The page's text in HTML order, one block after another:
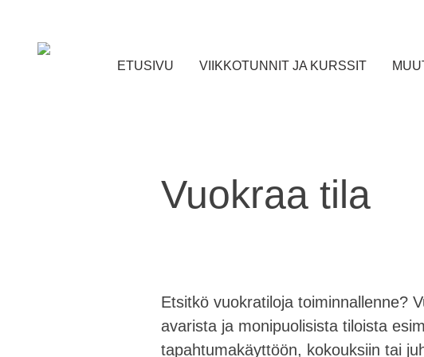
content
ETUSIVU VIIKKOTUNNIT JA KURSSIT
Vuokraa tila
Etsitkö vuokratiloja toiminnallenne?
avarista ja monipuolisista tiloista
tapahtumakäyttöön, kokouksiin tai